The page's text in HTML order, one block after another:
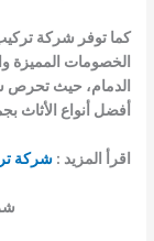
كما توفر شركة تركيب
الخصومات المميزة
الدمام، حيث تحرص
أفضل أنواع الأثاث
اقرأ المزيد :شركة